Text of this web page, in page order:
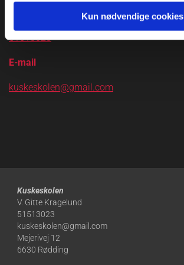
Kun nødvendige cookies
51513023
E-mail
kuskeskolen@gmail.com
Kuskeskolen
V. Gitte Kragelund
51513023
kuskeskolen@gmail.com
Mejerivej 12
6630 Rødding